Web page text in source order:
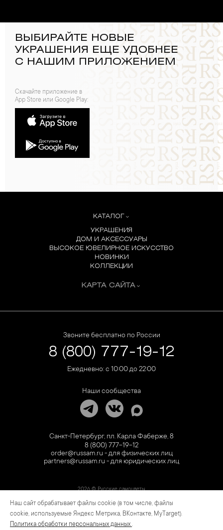
ВЫБИРАЙТЕ НОВЫЕ
УКРАШЕНИЯ ЕЩЕ УДОБНЕЕ
С НАШИМ ПРИЛОЖЕНИЕМ
Скачайте приложение в
App Store или Google Play:
КАТАЛОГ
УКРАШЕНИЯ
ДОМ И АКСЕССУАРЫ
ВЫСОКОЕ ЮВЕЛИРНОЕ ИСКУССТВО
НОВИНКИ
КОЛЛЕКЦИИ
КАРТА САЙТА
Звоните бесплатно по России
8 (800) 777-19-12
Ежедневно: с 10:00 до 22:00
Наши сообщества
Санкт-Петербург, пл. Карла Фаберже, 8
8 (800) 777-19-12
order@russam.ru - для физических лиц
partners@russam.ru - для юридических лиц
2026 © Русские самоцветы
Предложение не является публичной офертой. Цены на сайте и в розничной сети
могут отличаться. Информация на сайте о товаре носит рекламный характер и
расценивается как приглашение делать оферты на основании п.1 ст. 437
Наш сайт обрабатывает файлы cookie (в том числе, файлы
cookie, используемые Яндекс Метрика, ВКонтакте, MyTarget).
Политика обработки персональных данных .